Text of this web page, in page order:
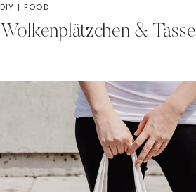
DIY | FOOD
Wolkenplätzchen & Tasse